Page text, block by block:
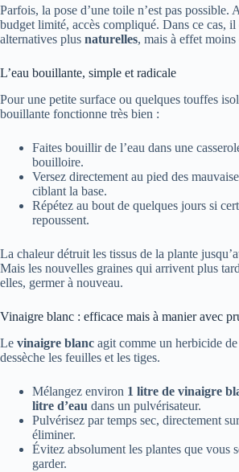
Parfois, la pose d’une toile n’est pas possible.
budget limité, accès compliqué. Dans ce cas, il
alternatives plus naturelles, mais à effet moins
L’eau bouillante, simple et radicale
Pour une petite surface ou quelques touffes
bouillante fonctionne très bien :
Faites bouillir de l’eau dans une
bouilloire.
Versez directement au pied des
ciblant la base.
Répétez au bout de quelques jours si
repoussent.
La chaleur détruit les tissus de la plante
Mais les nouvelles graines qui arrivent plus
elles, germer à nouveau.
Vinaigre blanc : efficace mais à manier avec
Le vinaigre blanc agit comme un herbicide
dessèche les feuilles et les tiges.
Mélangez environ 1 litre de vinaigre
litre d’eau dans un pulvérisateur.
Pulvérisez par temps sec, directement
éliminer.
Évitez absolument les plantes que vous
garder.